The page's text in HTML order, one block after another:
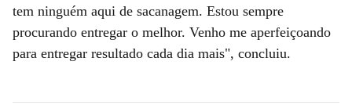
tem ninguém aqui de sacanagem. Estou sempre
procurando entregar o melhor. Venho me aperfeiçoando
para entregar resultado cada dia mais", concluiu.